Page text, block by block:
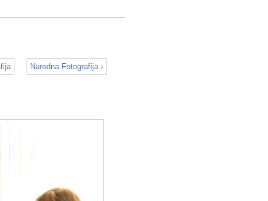
Naredna Fotografija ›